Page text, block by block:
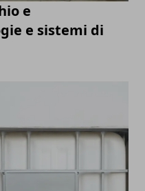
e
e sistemi di